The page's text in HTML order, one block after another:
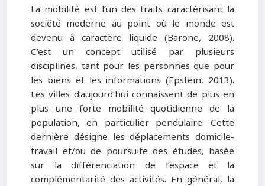
La mobilité est l’un des traits caractérisant la
société moderne au point où le monde est
devenu à caractère liquide (Barone, 2008).
C’est un concept utilisé par plusieurs
disciplines, tant pour les personnes que pour
les biens et les informations (Epstein, 2013).
Les villes d’aujourd’hui connaissent de plus en
plus une forte mobilité quotidienne de la
population, en particulier pendulaire. Cette
dernière désigne les déplacements domicile-
travail et/ou de poursuite des études, basée
sur la différenciation de l’espace et la
complémentarité des activités. En général, la